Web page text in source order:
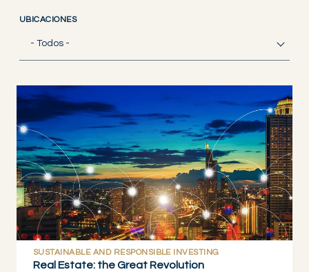
UBICACIONES
- Todos -
SUSTAINABLE AND RESPONSIBLE INVESTING
Real Estate: the Great Revolution